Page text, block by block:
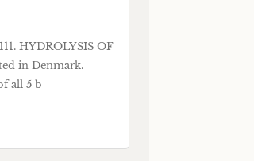
HYDROLYSIS OF
in Denmark.
all 5 b